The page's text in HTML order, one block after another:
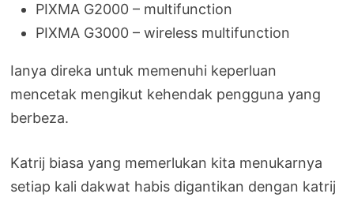
PIXMA G2000 – multifunction
PIXMA G3000 – wireless multifunction
Ianya direka untuk memenuhi keperluan
mencetak mengikut kehendak pengguna yang
berbeza.
Katrij biasa yang memerlukan kita menukarnya
setiap kali dakwat habis digantikan dengan katrij